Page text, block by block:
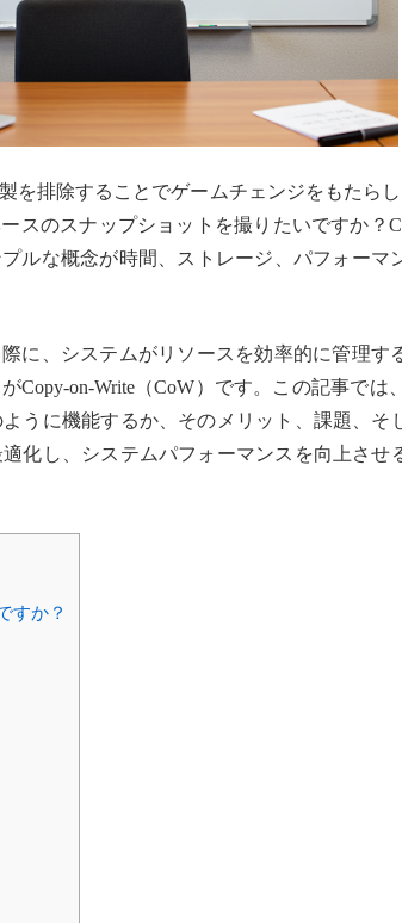
を排除することでゲームチェンジをもたら
スのスナップショットを撮りたいですか？
ルな概念が時間、ストレージ、パフォーマ
に、システムがリソースを効率的に管理す
Copy-on-Write（CoW）です。この記事では
うに機能するか、そのメリット、課題、そ
化し、システムパフォーマンスを向上させ
すか？